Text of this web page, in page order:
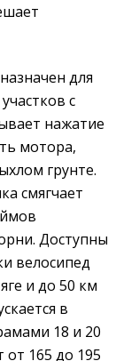
для
с
нажатие
мотора,
грунте.
смягчает
Доступны
велосипед
и до 50 км
в
18 и 20
165 до 195